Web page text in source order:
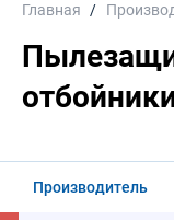
Главная
Производитель